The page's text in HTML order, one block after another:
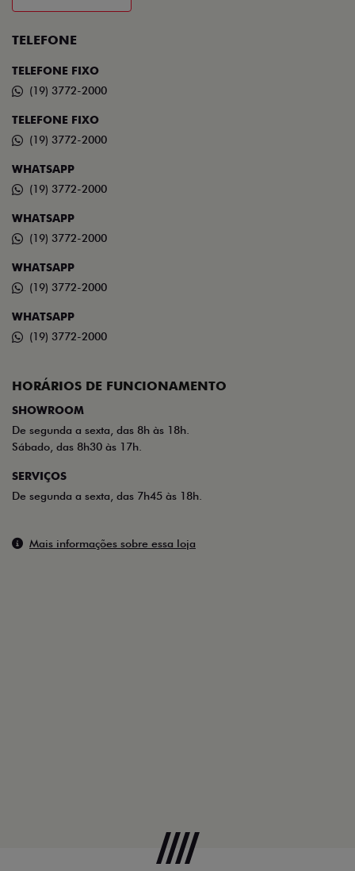
TELEFONE
TELEFONE FIXO
(19) 3772-2000
TELEFONE FIXO
(19) 3772-2000
WHATSAPP
(19) 3772-2000
WHATSAPP
(19) 3772-2000
WHATSAPP
(19) 3772-2000
WHATSAPP
(19) 3772-2000
HORÁRIOS DE FUNCIONAMENTO
SHOWROOM
De segunda a sexta, das 8h às 18h.
Sábado, das 8h30 às 17h.
SERVIÇOS
De segunda a sexta, das 7h45 às 18h.
Mais informações sobre essa loja